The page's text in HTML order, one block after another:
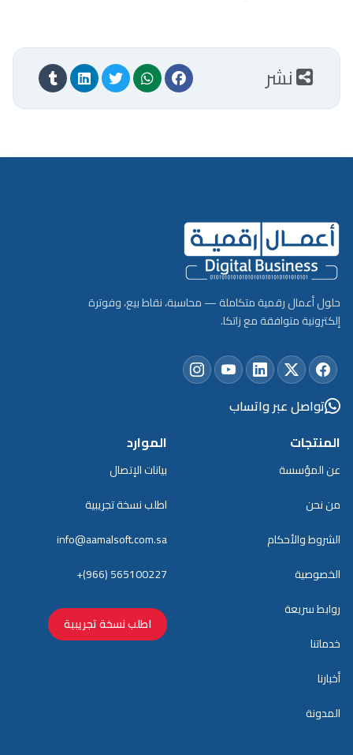
نشر
حلول أعمال رقمية متكاملة — محاسبة، نقاط بيع، وفوترة
إلكترونية متوافقة مع زاتكا.
تواصل عبر واتساب
المنتجات
عن المؤسسة
من نحن
الشروط والأحكام
الخصوصية
روابط سريعة
خدماتنا
أخبارنا
المدونة
الموارد
بيانات الإتصال
اطلب نسخة تجريبية
info@aamalsoft.com.sa
+(966) 565100227
اطلب نسخة تجريبية